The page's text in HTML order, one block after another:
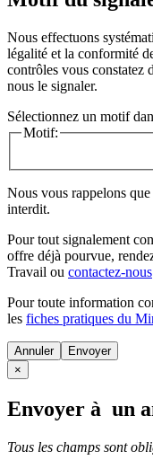
Nous effectuons
légalité et la conformité
contrôles vous constatez
nous le signaler.
Sélectionnez un motif
Motif:
Nous vous rappelons
interdit.
Pour tout signalement
offre déjà pourvue,
Travail ou contactez-nous
Pour toute information
les fiches pratiques du
Annuler
×
Envoyer à un
Tous les champs sont